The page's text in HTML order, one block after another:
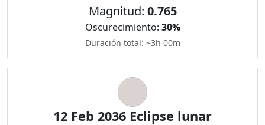
Magnitud: 0.765
Oscurecimiento: 30%
Duración total: ~3h 00m
12 Feb 2036 Eclipse lunar